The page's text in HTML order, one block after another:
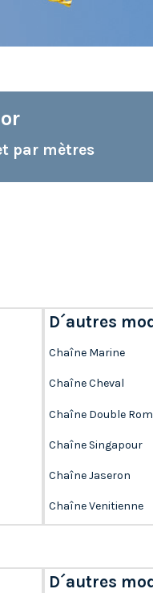
par mètres
D´autres
Chaîne Marine
Chaîne Cheval
Chaîne Double
Chaîne Singapour
Chaîne Jaseron
Chaîne Venitienne
D´autres